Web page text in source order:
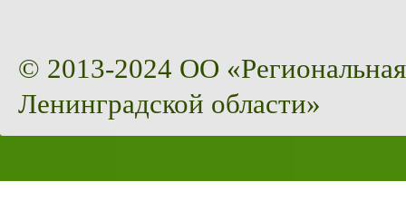
© 2013-2024 ОО
Ленинградской области»